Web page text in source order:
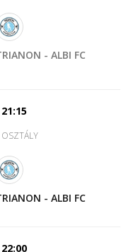
- ALBI FC
21:15
- ALBI FC
22:00